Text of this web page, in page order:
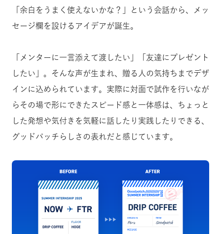
「余白をうまく使えないかな？」という会話から、メッ
セージ欄を設けるアイデアが誕生。
「メンターに一言添えて渡したい」「友達にプレゼント
したい」。そんな声が生まれ、贈る人の気持ちまでデザ
インに込められています。実際に対面で試作を行いなが
らその場で形にできたスピード感と一体感は、ちょっと
した発想や気付きを気軽に話したり実践したりできる、
グッドパッチらしさの表れだと感じています。